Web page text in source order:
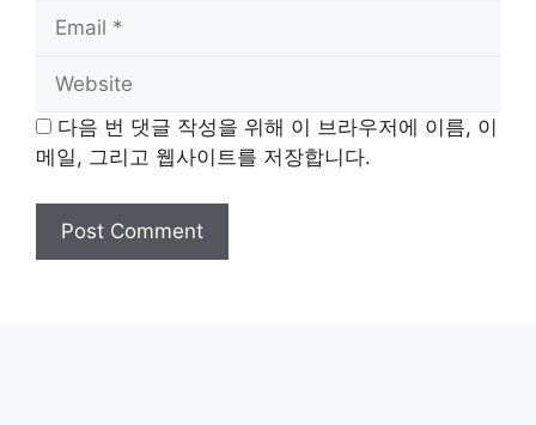
Email
Website
다음 번 댓글 작성을 위해 이 브라우저에 이름, 이
메일, 그리고 웹사이트를 저장합니다.